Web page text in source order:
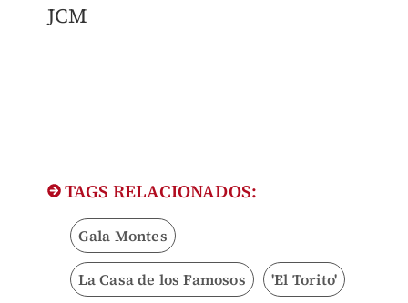
JCM
TAGS RELACIONADOS:
Gala Montes
La Casa de los Famosos 'El Torito'